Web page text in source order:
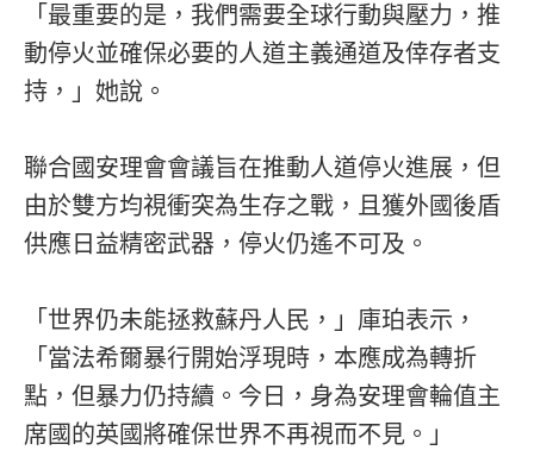
「最重要的是，我們需要全球行動與壓力，推
動停火並確保必要的人道主義通道及倖存者支
持，」她說。
聯合國安理會會議旨在推動人道停火進展，但
由於雙方均視衝突為生存之戰，且獲外國後盾
供應日益精密武器，停火仍遙不可及。
「世界仍未能拯救蘇丹人民，」庫珀表示，
「當法希爾暴行開始浮現時，本應成為轉折
點，但暴力仍持續。今日，身為安理會輪值主
席國的英國將確保世界不再視而不見。」